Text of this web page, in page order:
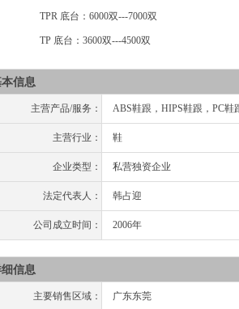
TPR 底台：6000双---7000双
TP 底台：3600双---4500双
信息
主营产品/服务： ABS鞋跟，HIPS鞋跟，PC鞋
主营行业： 鞋
企业类型： 私营独资企业
法定代表人： 韩占迎
公司成立时间： 2006年
信息
主要销售区域： 广东东莞